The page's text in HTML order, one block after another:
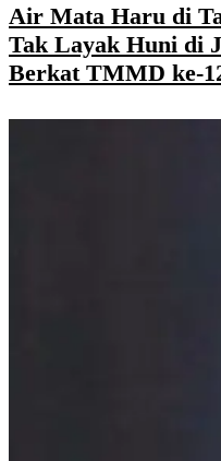
Air Mata Haru di
Tak Layak Huni di
Berkat TMMD ke-